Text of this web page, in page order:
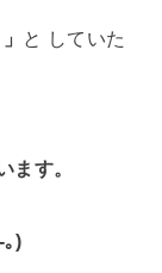
と していた
ます。
｡)